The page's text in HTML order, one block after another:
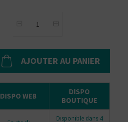
AJOUTER AU PANIER
DISPO WEB
DISPO
BOUTIQUE
Disponible dans 4